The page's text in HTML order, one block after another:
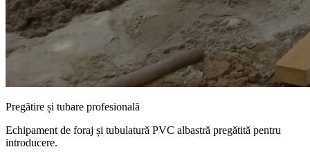
Pregătire și tubare profesională
Echipament de foraj și tubulatură PVC albastră pregătită pentru
introducere.